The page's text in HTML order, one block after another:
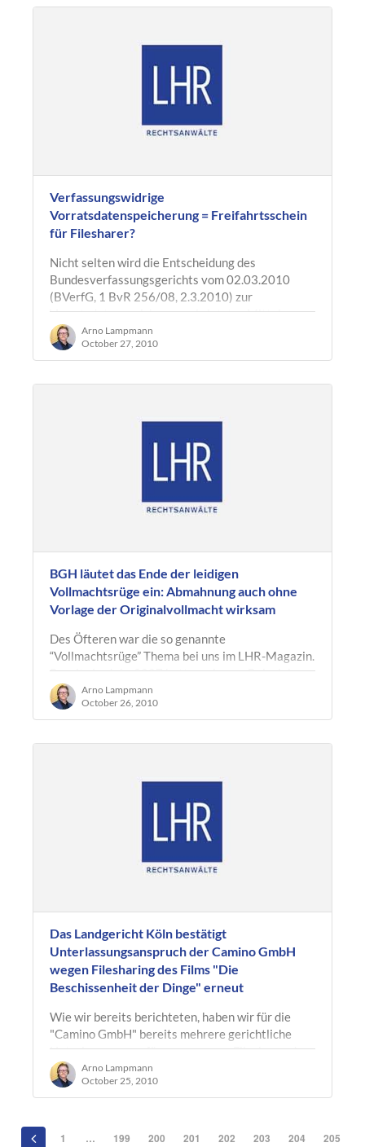
Verfassungswidrige
Vorratsdatenspeicherung = Freifahrtsschein
für Filesharer?
Nicht selten wird die Entscheidung des
Bundesverfassungsgerichts vom 02.03.2010
(BVerfG, 1 BvR 256/08, 2.3.2010) zur
Vorratsdatenspeicherung als letztes Mittel
herangezogen,…
Arno Lampmann
October 27, 2010
BGH läutet das Ende der leidigen
Vollmachtsrüge ein: Abmahnung auch ohne
Vorlage der Originalvollmacht wirksam
Des Öfteren war die so genannte
“Vollmachtsrüge” Thema bei uns im LHR-Magazin.
Bereits im Jahr 2007 hatten wir zum Beispiel
darauf hingewiesen, dass diese auch nach…
Arno Lampmann
October 26, 2010
Das Landgericht Köln bestätigt
Unterlassungsanspruch der Camino GmbH
wegen Filesharing des Films "Die
Beschissenheit der Dinge" erneut
Wie wir bereits berichteten, haben wir für die
"Camino GmbH" bereits mehrere gerichtliche
Unterlassungsverfügungen gegen Filesharer des
Films “Die Beschissenheit der…
Arno Lampmann
October 25, 2010
1 … 199 200 201 202 203 204
205